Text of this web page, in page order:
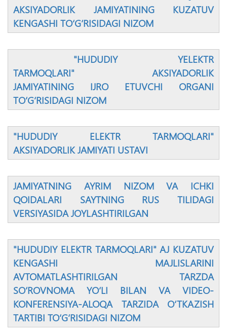
AKSIYADORLIK JAMIYATINING KUZATUV
KENGASHI TО‘G‘RISIDAGI NIZOM
"HUDUDIY YELEKTR
TARMOQLARI" AKSIYADORLIK
JAMIYATINING IJRO ETUVCHI ORGANI
TО‘G‘RISIDAGI NIZOM
"HUDUDIY ELEKTR TARMOQLARI"
AKSIYADORLIK JAMIYATI USTAVI
JAMIYATNING AYRIM NIZOM VA ICHKI
QOIDALARI SAYTNING RUS TILIDAGI
VERSIYASIDA JOYLASHTIRILGAN
"HUDUDIY ELEKTR TARMOQLARI" AJ KUZATUV
KENGASHI MAJLISLARINI
AVTOMATLASHTIRILGAN TARZDA
SO‘ROVNOMA YO‘LI BILAN VA VIDEO-
KONFERENSIYA-ALOQA TARZIDA O‘TKAZISH
TARTIBI TO‘G‘RISIDAGI NIZOM